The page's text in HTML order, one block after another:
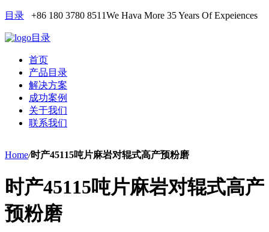
目录 +86 180 3780 8511We Hava More 35 Years Of Expeiences
目录
首页
产品目录
解决方案
成功案例
关于我们
联系我们
Home/时产45115吨片麻岩对辊式高产预粉磨
时产45115吨片麻岩对辊式高产
预粉磨